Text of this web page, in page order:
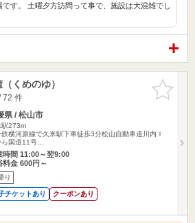
です。 土曜夕方訪問って事で、施設は大混雑でし
お気に入
りに追加
くめのゆ）
件
県 / 松山市
駅273m
鉄横河原線で久米駅下車徒歩3分松山自動車道川内Ｉ
ら国道11号…
時間 11:00～翌9:00
料金 600円～
り
チケットあり クーポンあり